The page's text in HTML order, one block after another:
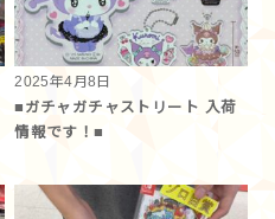
2025年4月8日
■ガチャガチャストリート 入荷
情報です！■